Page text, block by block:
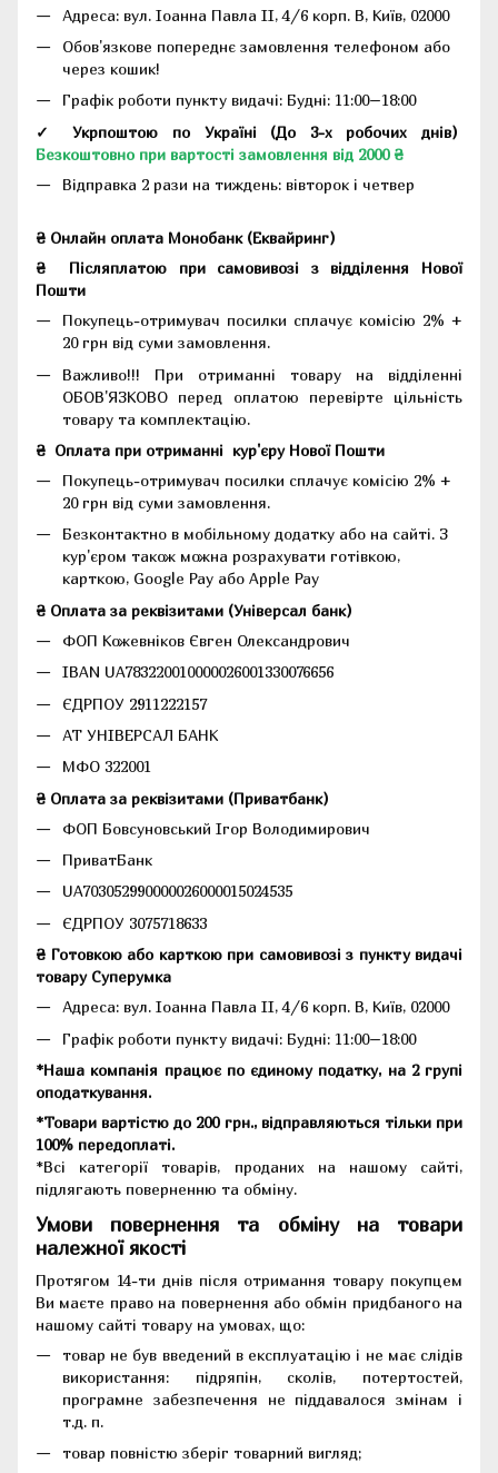
Адреса: вул. Іоанна Павла II, 4/6 корп. В, Київ, 02000
Обов'язкове попереднє замовлення телефоном або
через кошик!
Графік роботи пункту видачі: Будні: 11:00–18:00
✓ Укрпоштою по Україні (До 3-х робочих днів)
Безкоштовно при вартості замовлення від 2000 ₴
Відправка 2 рази на тиждень: вівторок і четвер
₴ Онлайн оплата Монобанк (Еквайринг)
₴
Післяплатою при самовивозі з відділення Нової
Пошти
Покупець-отримувач посилки сплачує комісію 2% +
20 грн від суми замовлення.
Важливо!!! При отриманні товару на відділенні
ОБОВ'ЯЗКОВО перед оплатою перевірте цільність
товару та комплектацію.
₴ Оплата при отриманні кур'єру Нової Пошти
Покупець-отримувач посилки сплачує комісію 2% +
20 грн від суми замовлення.
Безконтактно в мобільному додатку або на сайті. З
кур'єром також можна розрахувати готівкою,
карткою, Google Pay або Apple Pay
₴ Оплата за реквізитами (Універсал банк)
ФОП Кожевніков Євген Олександрович
IBAN UA783220010000026001330076656
ЄДРПОУ 2911222157
АТ УНІВЕРСАЛ БАНК
МФО 322001
₴ Оплата за реквізитами (Приватбанк)
ФОП Бовсуновський Ігор Володимирович
ПриватБанк
UA703052990000026000015024535
ЄДРПОУ 3075718633
₴ Готовкою або карткою при самовивозі з пункту видачі
товару Суперумка
Адреса: вул. Іоанна Павла II, 4/6 корп. В, Київ, 02000
Графік роботи пункту видачі: Будні: 11:00–18:00
*Наша компанія працює по єдиному податку, на 2 групі
оподаткування.
*Товари вартістю до 200 грн., відправляються тільки при
100% передоплаті.
*Всі категорії товарів, проданих на нашому сайті,
підлягають поверненню та обміну.
Умови повернення та обміну на товари
належної якості
Протягом 14-ти днів після отримання товару покупцем
Ви маєте право на повернення або обмін придбаного на
нашому сайті товару на умовах, що:
товар не був введений в експлуатацію і не має слідів
використання: підряпін, сколів, потертостей,
програмне забезпечення не піддавалося змінам і
т.д. п.
товар повністю зберіг товарний вигляд;